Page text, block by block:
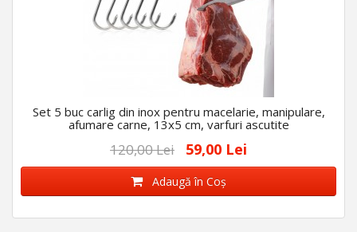
Set 5 buc carlig din inox pentru macelarie, manipulare,
afumare carne, 13x5 cm, varfuri ascutite
120,00 Lei 59,00 Lei
Adaugă în Coş